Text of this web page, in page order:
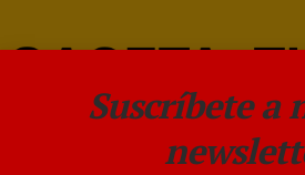
Suscríbete a